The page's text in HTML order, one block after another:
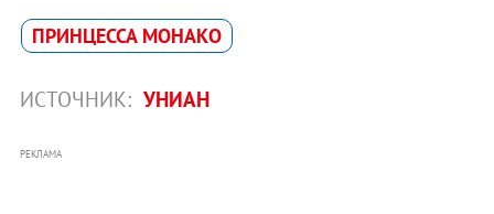
ПРИНЦЕССА МОНАКО
ИСТОЧНИК: УНИАН
РЕКЛАМА